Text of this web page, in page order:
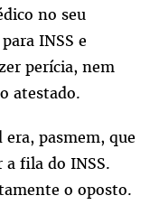
no seu
INSS e
perícia, nem
atestado.
pasmem, que
fila do INSS.
o oposto.